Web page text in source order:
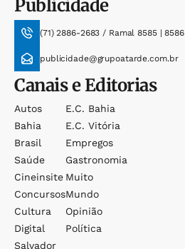
Publicidade
(71) 2886-2683 / Ramal 8585 | 8586
publicidade@grupoatarde.com.br
Canais e Editorias
Autos
Bahia
Brasil
Saúde
Cineinsite
Concursos
Cultura
Digital
Salvador
E.c. Bahia
E.c. Vitória
Empregos
Gastronomia
Muito
Mundo
Opinião
Política